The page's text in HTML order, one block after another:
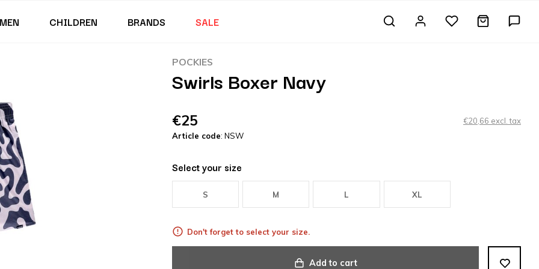
MEN CHILDREN BRANDS SALE
POCKIES
Swirls Boxer Navy
€25
€20,66 excl. tax
Article code: NSW
Select your size
S M L XL
Don't forget to select your size.
Add to cart